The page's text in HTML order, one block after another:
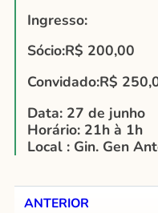
Ingresso:
Sócio:R$ 200,00
Convidado:R$
Data: 27 de junho
Horário: 21h à 1h
Local : Gin. Gen
ANTERIOR